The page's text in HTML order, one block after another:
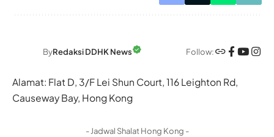
ByRedaksi DDHK News Follow:
Alamat: Flat D, 3/F Lei Shun Court, 116 Leighton Rd,
Causeway Bay, Hong Kong
- Jadwal Shalat Hong Kong -